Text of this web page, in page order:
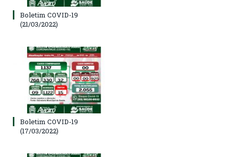
Boletim COVID-19
(21/03/2022)
Boletim COVID-19
(17/03/2022)